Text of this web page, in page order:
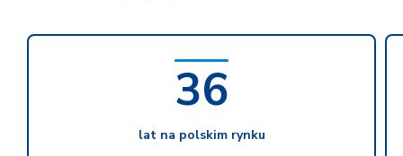
36
lat na polskim rynku